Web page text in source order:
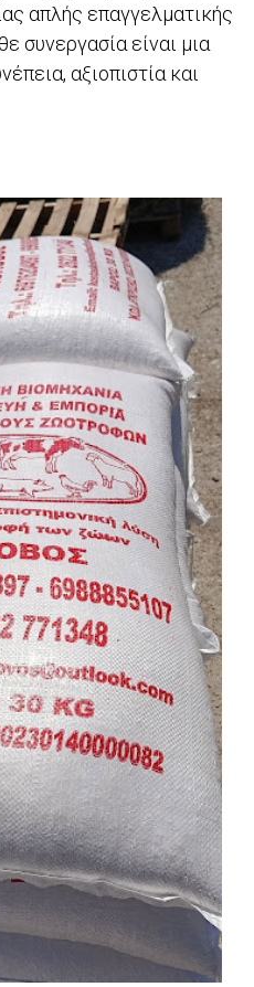
απλής επαγγελματικής
συνεργασία είναι μια
αξιοπιστία και